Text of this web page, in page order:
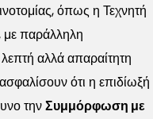
όπως η Τεχνητή
με παράλληλη
αλλά απαραίτητη
ότι η επιδίωξή
τηνΣυμμόρφωση με